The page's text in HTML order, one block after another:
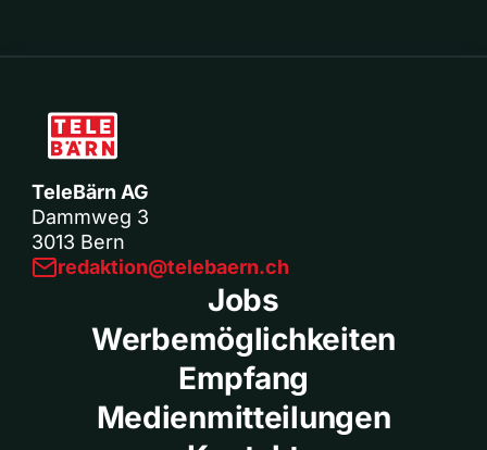
TeleBärn AG
Dammweg 3
3013 Bern
redaktion@telebaern.ch
Jobs
Werbemöglichkeiten
Empfang
Medienmitteilungen